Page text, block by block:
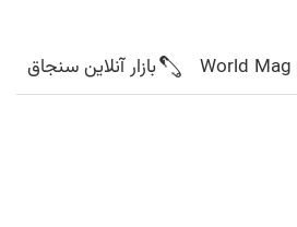
World Mag بازار آنلاین سنجاق